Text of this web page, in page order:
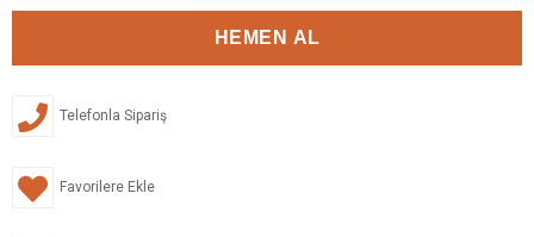
Telefonla Sipariş
Favorilere Ekle